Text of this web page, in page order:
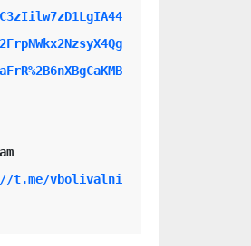
Telegram
t.me/vbolivalni